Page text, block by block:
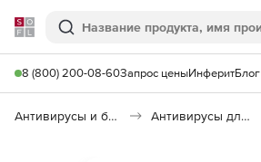
Softline
Поиск
8 (800) 200-08-60Запрос ценыИнферитБлог
Антивирусы и безопасность Антивирусы для организаций